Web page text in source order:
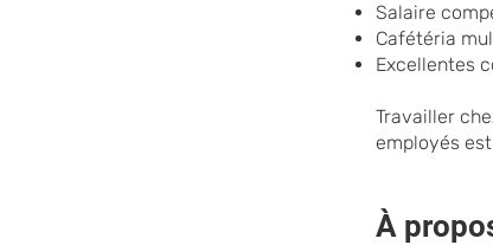
Salaire
Cafétéria
Excellentes
Travailler
employés
À